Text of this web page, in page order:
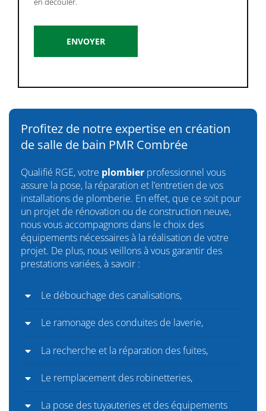
Profitez de notre expertise en création
de salle de bain PMR Combrée
Qualifié RGE, votre plombier professionnel vous
assure la pose, la réparation et l’entretien de vos
installations de plomberie. En effet, que ce soit pour
un projet de rénovation ou de construction neuve,
nous vous accompagnons dans le choix des
équipements nécessaires à la réalisation de votre
projet. De plus, nous veillons à vous garantir des
prestations variées, à savoir :
Le débouchage des canalisations,
Le ramonage des conduites de laverie,
La recherche et la réparation des fuites,
Le remplacement des robinetteries,
La pose des tuyauteries et des équipements